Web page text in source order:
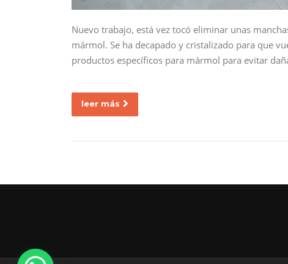
Nuevo trabajo, está vez tocó eliminar unas
mármol. Se ha decapado y cristalizado para que
productos específicos para mármol para evitar
leer más